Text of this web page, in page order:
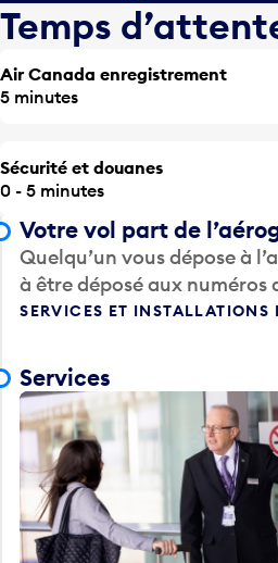
Temps
Air Canada enregistrement
5 minutes
Sécurité et douanes
0 - 5 minutes
Votre vol part de
Quelqu’un vous dépose à
à être déposé aux numéros
SERVICES ET INSTALLATIONS
Services